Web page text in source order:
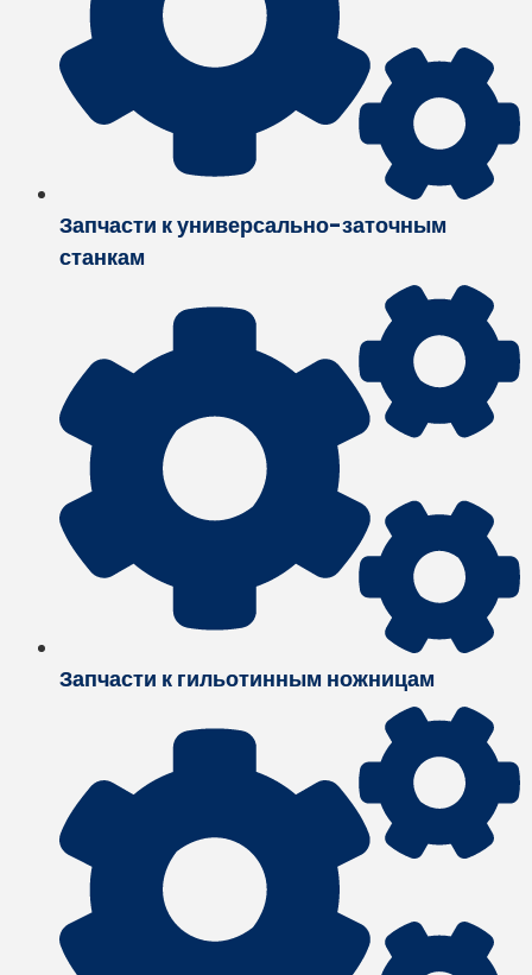
Запчасти к универсально-заточным
станкам
Запчасти к гильотинным ножницам